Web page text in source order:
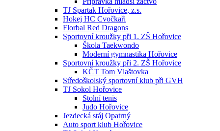
TJ Spartak Hořovice, z.s.
Hokej HC Cvočkaři
Florbal Red Dragons
Sportovní kroužky při 1. ZŠ Hořovice
Škola Taekwondo
Moderní gymnastika Hořovice
Sportovní kroužky při 2. ZŠ Hořovice
KČT Tom Vlaštovka
Středoškolský sportovní klub při GVH
TJ Sokol Hořovice
Stolní tenis
Judo Hořovice
Jezdecká stáj Opatrný
Auto sport klub Hořovice